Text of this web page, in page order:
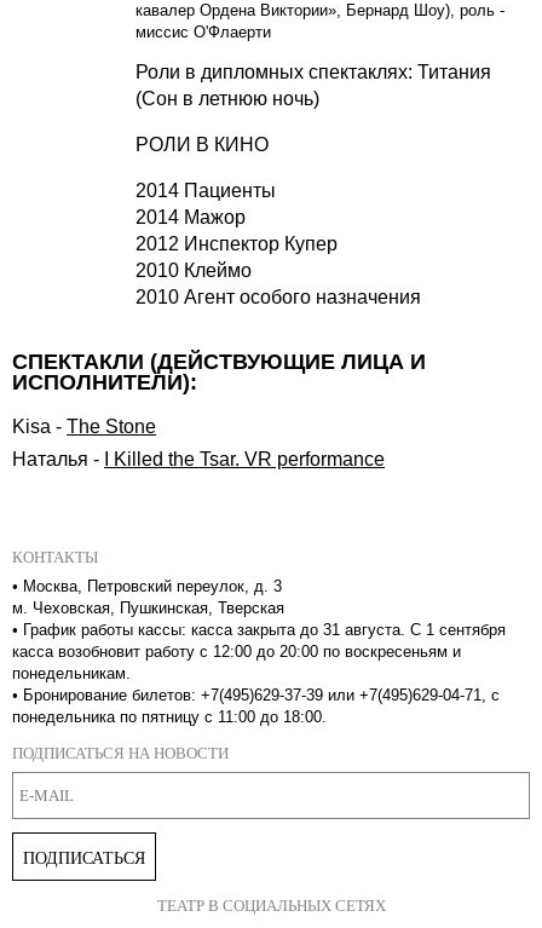
кавалер Ордена Виктории», Бернард Шоу), роль -
миссис О'Флаерти
Роли в дипломных спектаклях: Титания
(Сон в летнюю ночь)
РОЛИ В КИНО
2014 Пациенты
2014 Мажор
2012 Инспектор Купер
2010 Клеймо
2010 Агент особого назначения
СПЕКТАКЛИ (ДЕЙСТВУЮЩИЕ ЛИЦА И
ИСПОЛНИТЕЛИ):
Kisa - The Stone
Наталья - I Killed the Tsar. VR performance
КОНТАКТЫ
• Москва, Петровский переулок, д. 3
м. Чеховская, Пушкинская, Тверская
• График работы кассы: касса закрыта до 31 августа. С 1 сентября
касса возобновит работу с 12:00 до 20:00 по воскресеньям и
понедельникам.
• Бронирование билетов: +7(495)629-37-39 или +7(495)629-04-71, с
понедельника по пятницу с 11:00 до 18:00.
ПОДПИСАТЬСЯ НА НОВОСТИ
ПОДПИСАТЬСЯ
ТЕАТР В СОЦИАЛЬНЫХ СЕТЯХ